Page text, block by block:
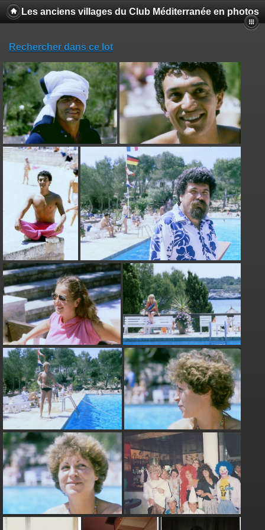
Les anciens villages du Club Méditerranée en photos
Rechercher dans ce lot